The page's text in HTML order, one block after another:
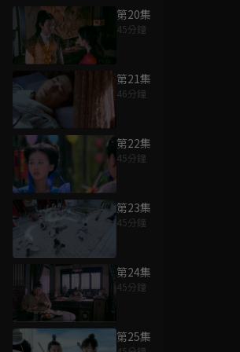
第20集
45分鐘
第21集
46分鐘
第22集
45分鐘
第23集
45分鐘
第24集
45分鐘
第25集